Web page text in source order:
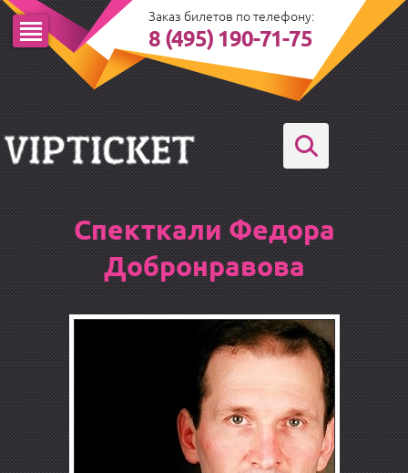
Заказ билетов по телефону:
8 (495) 190-71-75
Спекткали Федора
Добронравова